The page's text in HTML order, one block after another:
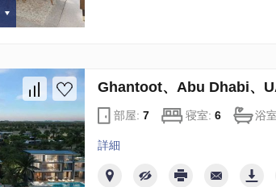
Ghantoot、Abu Dhabi、
部屋: 7 寝室: 6 浴
詳細